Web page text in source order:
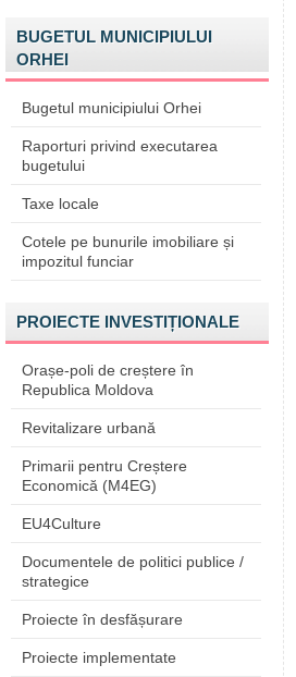
BUGETUL MUNICIPIULUI
ORHEI
Bugetul municipiului Orhei
Raporturi privind executarea
bugetului
Taxe locale
Cotele pe bunurile imobiliare și
impozitul funciar
PROIECTE INVESTIȚIONALE
Orașe-poli de creștere în
Republica Moldova
Revitalizare urbană
Primarii pentru Creștere
Economică (M4EG)
EU4Culture
Documentele de politici publice /
strategice
Proiecte în desfășurare
Proiecte implementate